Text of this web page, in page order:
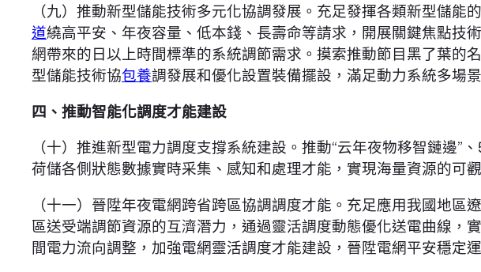
（九）推動新型儲能技術多元化協調發展。充足發揮各類新型儲
道繞高平安、年夜容量、低本錢、長壽命等請求，開展關鍵焦點技
網帶來的日以上時間標準的系統調節需求。摸索推動節目黑了葉的
型儲能技術協包養調發展和優化設置裝備擺設，滿足動力系統多場
四、推動智能化調度才能建設
（十）推進新型電力調度支撐系統建設。推動“云年夜物移智鏈邊
荷儲各側狀態數據實時采集、感知和處理才能，實現海量資源的可
（十一）晉陞年夜電網跨省跨區協調調度才能。充足應用我國地
區送受端調節資源的互濟潛力，通過靈活調度動態優化送電曲線
間電力流向調整，加強電網靈活調度才能建設，晉陞電網平安穩定